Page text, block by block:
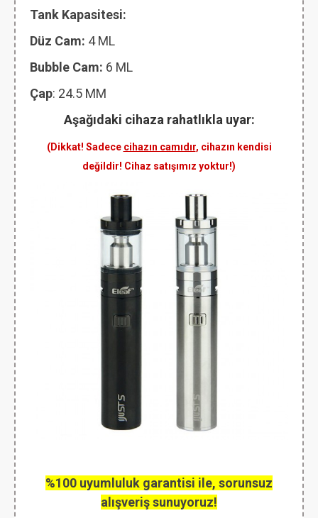
Tank Kapasitesi:
Düz Cam: 4 ML
Bubble Cam: 6 ML
Çap: 24.5 MM
Aşağıdaki cihaza rahatlıkla uyar:
(Dikkat! Sadece cihazın camıdır, cihazın kendisi
değildir! Cihaz satışımız yoktur!)
%100 uyumluluk garantisi ile, sorunsuz
alışveriş sunuyoruz!